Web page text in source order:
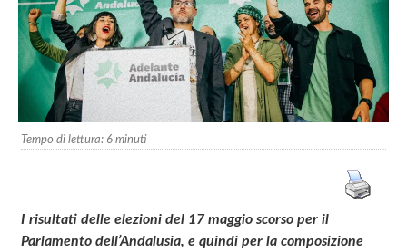
Tempo di lettura: 6 minuti
I risultati delle elezioni del 17 maggio scorso per il
Parlamento dell’Andalusia, e quindi per la composizione